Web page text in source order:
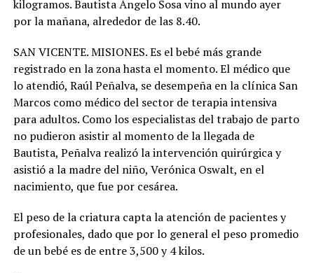
kilogramos. Bautista Ángelo Sosa vino al mundo ayer
por la mañana, alrededor de las 8.40.
SAN VICENTE. MISIONES. Es el bebé más grande
registrado en la zona hasta el momento. El médico que
lo atendió, Raúl Peñalva, se desempeña en la clínica San
Marcos como médico del sector de terapia intensiva
para adultos. Como los especialistas del trabajo de parto
no pudieron asistir al momento de la llegada de
Bautista, Peñalva realizó la intervención quirúrgica y
asistió a la madre del niño, Verónica Oswalt, en el
nacimiento, que fue por cesárea.
El peso de la criatura capta la atención de pacientes y
profesionales, dado que por lo general el peso promedio
de un bebé es de entre 3,500 y 4 kilos.